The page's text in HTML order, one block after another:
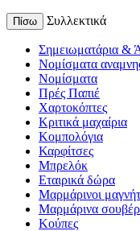
Πίσω Συλλεκτικά
Σημειωματάρια &
Νομίσματα
Νομίσματα
Πρές Παπιέ
Χαρτοκόπτες
Κριτικά μαχαίρια
Κομπολόγια
Καρφίτσες
Μπρελόκ
Εταιρικά δώρα
Μαρμάρινοι
Μαρμάρινα σουβέρ
Κούπες